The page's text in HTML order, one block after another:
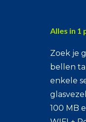
Alles in 1
Zoek je
bellen
enkele
100 MB